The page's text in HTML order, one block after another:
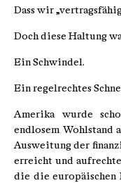
Dass wir
Doch diese Haltung
Ein Schwindel.
Ein regelrechtes
Amerika wurde
endlosem Wohlstand
Ausweitung der
erreicht und
die die europäischen